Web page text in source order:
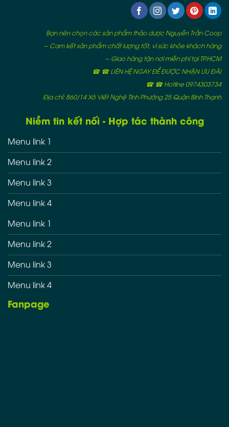
Bạn nên chọn các sản phẩm thảo dược Nguyễn Trần Coop
– Cam kết sản phẩm chất lượng tốt, vì sức khỏe khách hàng
– Giao hàng tận nơi miễn phí tại TP.HCM
☎ ☎ LIÊN HỆ NGAY ĐỂ ĐƯỢC NHẬN ƯU ĐÃI
☎ ☎ Hotline 0974303734
Địa chỉ: 860/14 Xô Viết Nghệ Tĩnh Phường 25 Quận Bình Thạnh
Niềm tin kết nối - Hợp tác thành công
Menu link 1
Menu link 2
Menu link 3
Menu link 4
Menu link 1
Menu link 2
Menu link 3
Menu link 4
Fanpage